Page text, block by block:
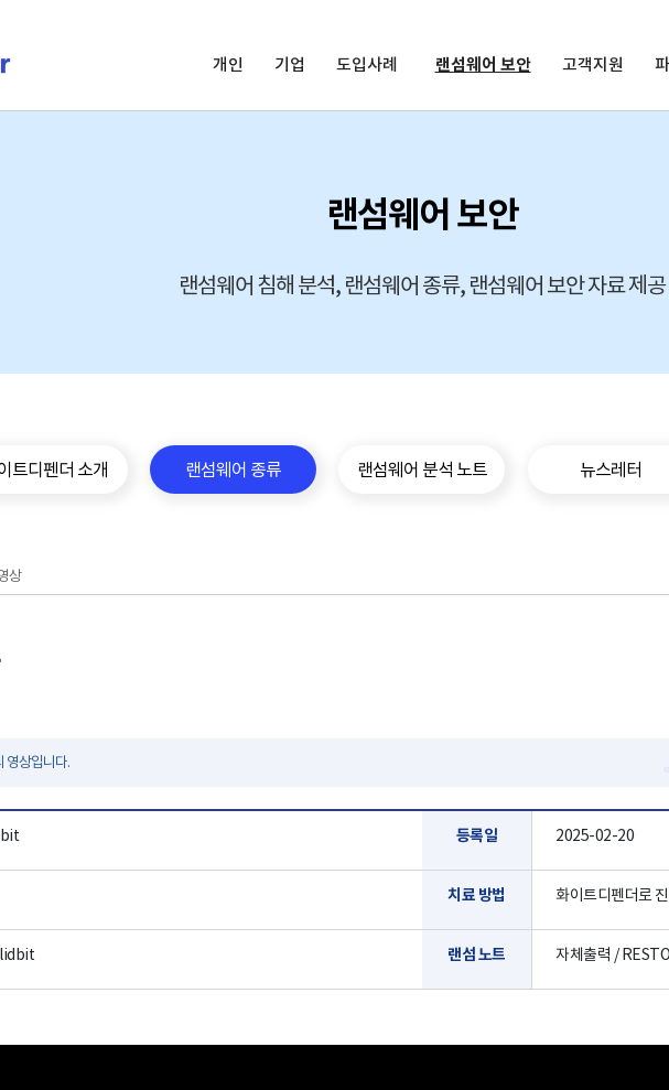
개인 기업 도입사례 랜섬웨어 보안 고객지원
랜섬웨어 보안
랜섬웨어 침해 분석, 랜섬웨어 종류, 랜섬웨어 보안 자료 제공
트디펜더 소개 랜섬웨어 종류 랜섬웨어 분석 노트 뉴스레터
상
영상입니다.
등록일 2025-02-20
치료 방법 화이트디펜더로
랜섬 노트 자체출력 /